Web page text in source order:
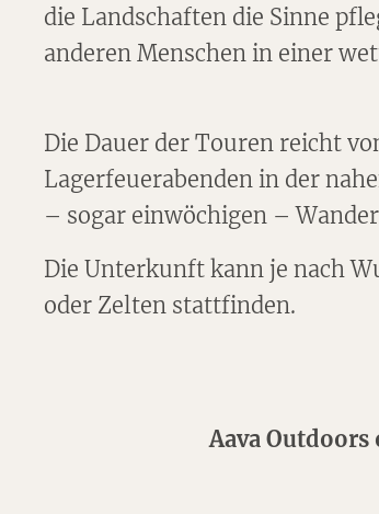
die Landschaften die Sinne
anderen Menschen in einer
Die Dauer der Touren reicht
Lagerfeuerabenden in der
– sogar einwöchigen –
Die Unterkunft kann je nach
oder Zelten stattfinden.
Aava